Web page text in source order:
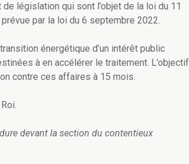
législation qui sont l’objet de la loi du 11
par la loi du 6 septembre 2022.
énergétique d’un intérêt public
à en accélérer le traitement. L’objectif
contre ces affaires à 15 mois.
devant la section du contentieux